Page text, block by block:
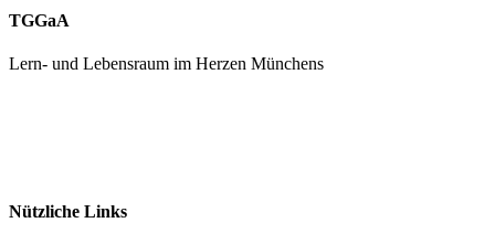
TGGaA
Lern- und Lebensraum im Herzen Münchens
Nützliche Links